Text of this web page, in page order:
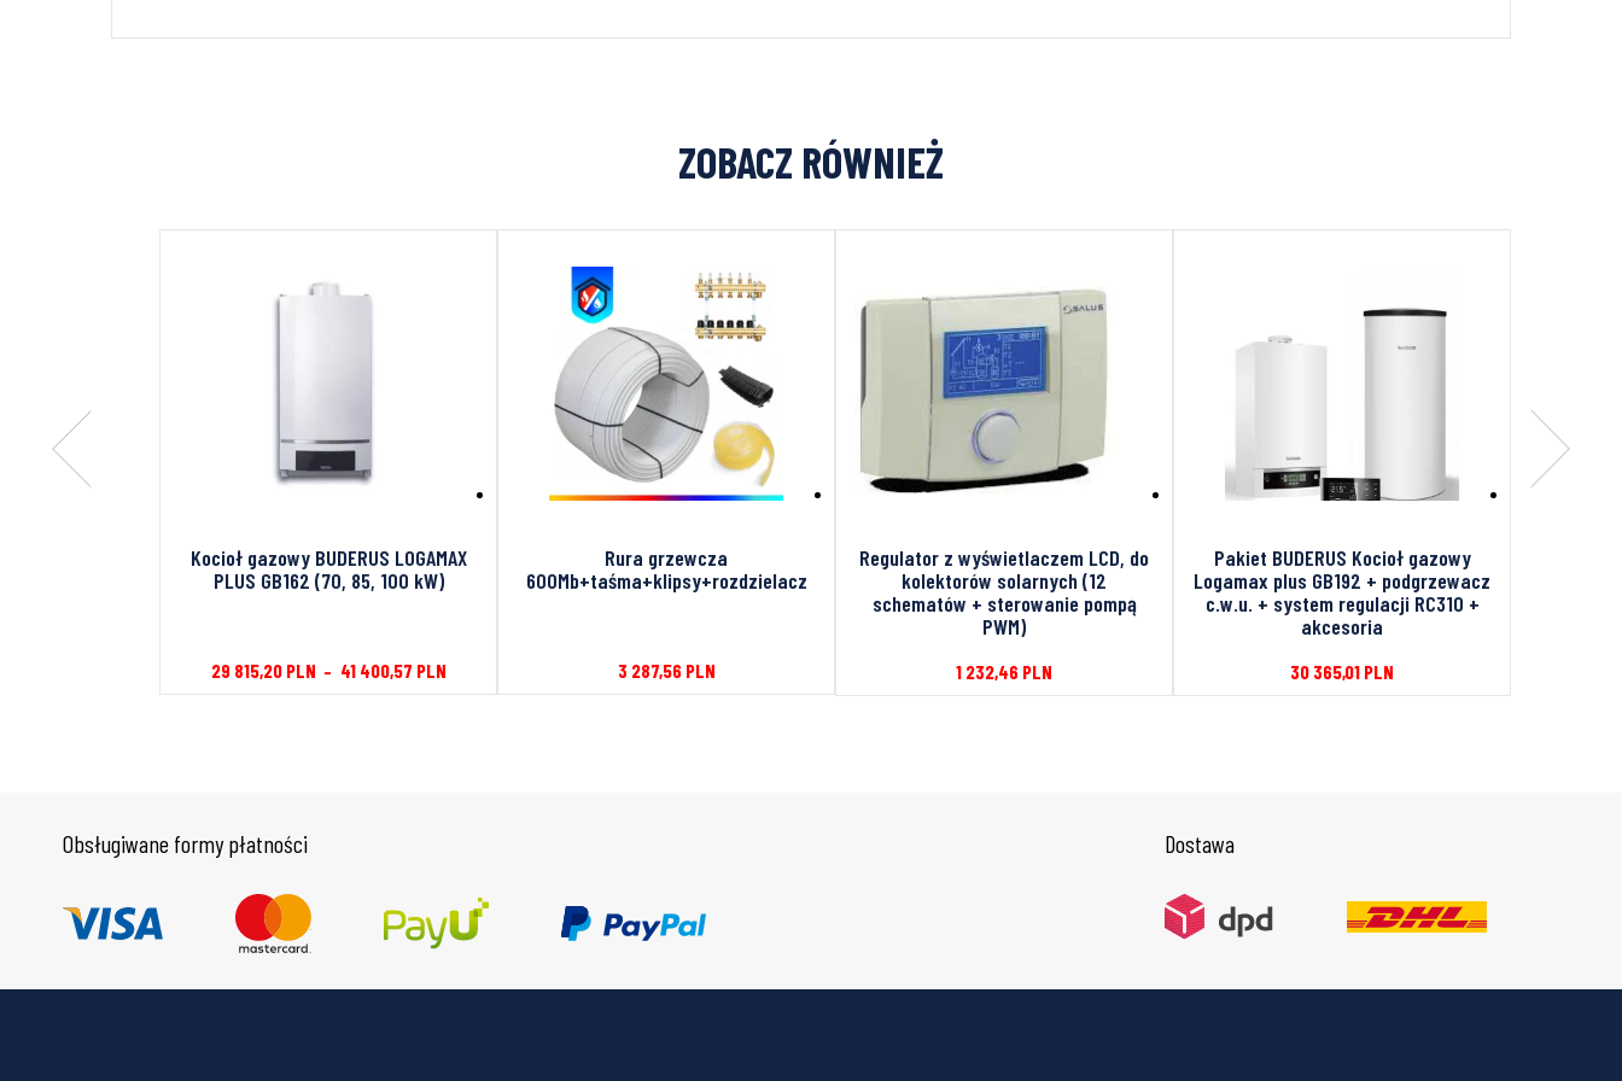
ZOBACZ RÓWNIEŻ
Kocioł gazowy BUDERUS LOGAMAX
PLUS GB162 (70, 85, 100 kW)
29 815,20 PLN – 41 400,57 PLN
Rura grzewcza
600Mb+taśma+klipsy+rozdzielacz
3 287,56 PLN
Regulator z wyświetlaczem LCD, do
kolektorów solarnych (12
schematów + sterowanie pompą
PWM)
1 232,46 PLN
Pakiet BUDERUS Kocioł gazowy
Logamax plus GB192 + podgrzewacz
c.w.u. + system regulacji RC310 +
akcesoria
30 365,01 PLN
Obsługiwane formy płatności Dostawa